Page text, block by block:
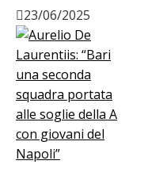
23/06/2025